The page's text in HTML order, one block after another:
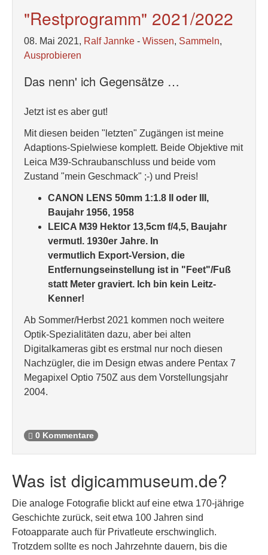
"Restprogramm" 2021/2022
08. Mai 2021, Ralf Jannke - Wissen, Sammeln,
Ausprobieren
Das nenn' ich Gegensätze …
Jetzt ist es aber gut!
Mit diesen beiden "letzten" Zugängen ist meine
Adaptions-Spielwiese komplett. Beide Objektive mit
Leica M39-Schraubanschluss und beide vom
Zustand "mein Geschmack" ;-) und Preis!
CANON LENS 50mm 1:1.8 II oder III,
Baujahr 1956, 1958
LEICA M39 Hektor 13,5cm f/4,5, Baujahr
vermutl. 1930er Jahre. In
vermutlich Export-Version, die
Entfernungseinstellung ist in "Feet"/Fuß
statt Meter graviert. Ich bin kein Leitz-
Kenner!
Ab Sommer/Herbst 2021 kommen noch weitere
Optik-Spezialitäten dazu, aber bei alten
Digitalkameras gibt es erstmal nur noch diesen
Nachzügler, die im Design etwas andere Pentax 7
Megapixel Optio 750Z aus dem Vorstellungsjahr
2004.
0 Kommentare
Was ist digicammuseum.de?
Die analoge Fotografie blickt auf eine etwa 170-jährige
Geschichte zurück, seit etwa 100 Jahren sind
Fotoapparate auch für Privatleute erschwinglich.
Trotzdem sollte es noch Jahrzehnte dauern, bis die